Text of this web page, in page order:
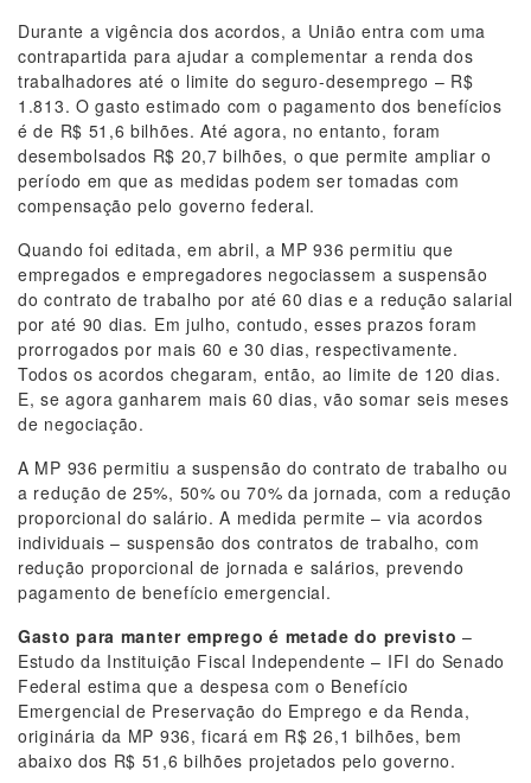
Durante a vigência dos acordos, a União entra com uma
contrapartida para ajudar a complementar a renda dos
trabalhadores até o limite do seguro-desemprego – R$
1.813. O gasto estimado com o pagamento dos benefícios
é de R$ 51,6 bilhões. Até agora, no entanto, foram
desembolsados R$ 20,7 bilhões, o que permite ampliar o
período em que as medidas podem ser tomadas com
compensação pelo governo federal.
Quando foi editada, em abril, a MP 936 permitiu que
empregados e empregadores negociassem a suspensão
do contrato de trabalho por até 60 dias e a redução salarial
por até 90 dias. Em julho, contudo, esses prazos foram
prorrogados por mais 60 e 30 dias, respectivamente.
Todos os acordos chegaram, então, ao limite de 120 dias.
E, se agora ganharem mais 60 dias, vão somar seis meses
de negociação.
A MP 936 permitiu a suspensão do contrato de trabalho ou
a redução de 25%, 50% ou 70% da jornada, com a redução
proporcional do salário. A medida permite – via acordos
individuais – suspensão dos contratos de trabalho, com
redução proporcional de jornada e salários, prevendo
pagamento de benefício emergencial.
Gasto para manter emprego é metade do previsto –
Estudo da Instituição Fiscal Independente – IFI do Senado
Federal estima que a despesa com o Benefício
Emergencial de Preservação do Emprego e da Renda,
originária da MP 936, ficará em R$ 26,1 bilhões, bem
abaixo dos R$ 51,6 bilhões projetados pelo governo.